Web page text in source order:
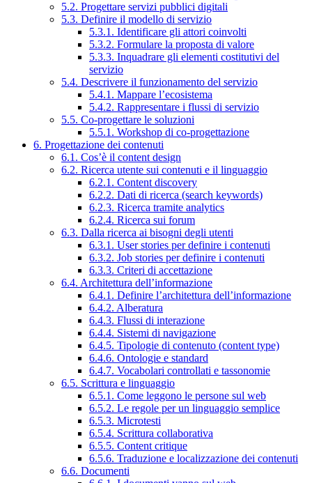
5.2. Progettare servizi pubblici digitali
5.3. Definire il modello di servizio
5.3.1. Identificare gli attori coinvolti
5.3.2. Formulare la proposta di valore
5.3.3. Inquadrare gli elementi costitutivi del
servizio
5.4. Descrivere il funzionamento del servizio
5.4.1. Mappare l’ecosistema
5.4.2. Rappresentare i flussi di servizio
5.5. Co-progettare le soluzioni
5.5.1. Workshop di co-progettazione
6. Progettazione dei contenuti
6.1. Cos’è il content design
6.2. Ricerca utente sui contenuti e il linguaggio
6.2.1. Content discovery
6.2.2. Dati di ricerca (search keywords)
6.2.3. Ricerca tramite analytics
6.2.4. Ricerca sui forum
6.3. Dalla ricerca ai bisogni degli utenti
6.3.1. User stories per definire i contenuti
6.3.2. Job stories per definire i contenuti
6.3.3. Criteri di accettazione
6.4. Architettura dell’informazione
6.4.1. Definire l’architettura dell’informazione
6.4.2. Alberatura
6.4.3. Flussi di interazione
6.4.4. Sistemi di navigazione
6.4.5. Tipologie di contenuto (content type)
6.4.6. Ontologie e standard
6.4.7. Vocabolari controllati e tassonomie
6.5. Scrittura e linguaggio
6.5.1. Come leggono le persone sul web
6.5.2. Le regole per un linguaggio semplice
6.5.3. Microtesti
6.5.4. Scrittura collaborativa
6.5.5. Content critique
6.5.6. Traduzione e localizzazione dei contenuti
6.6. Documenti